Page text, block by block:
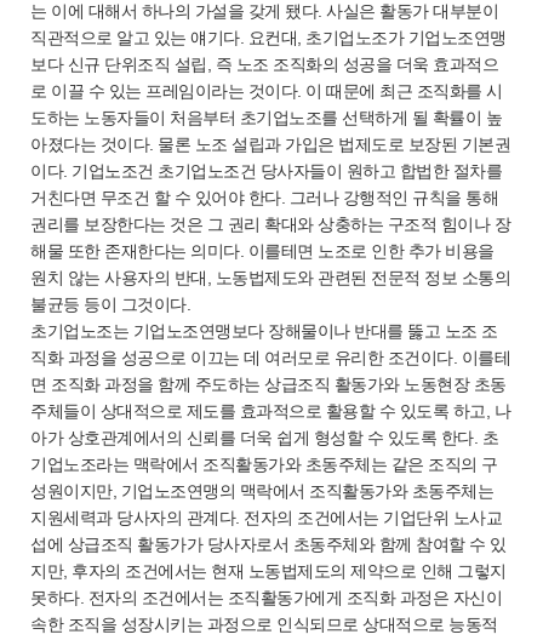
는 이에 대해서 하나의 가설을 갖게 됐다. 사실은 활동가 대부분이
직관적으로 알고 있는 얘기다. 요컨대, 초기업노조가 기업노조연맹
보다 신규 단위조직 설립, 즉 노조 조직화의 성공을 더욱 효과적으
로 이끌 수 있는 프레임이라는 것이다. 이 때문에 최근 조직화를 시
도하는 노동자들이 처음부터 초기업노조를 선택하게 될 확률이 높
아졌다는 것이다. 물론 노조 설립과 가입은 법제도로 보장된 기본권
이다. 기업노조건 초기업노조건 당사자들이 원하고 합법한 절차를
거친다면 무조건 할 수 있어야 한다. 그러나 강행적인 규칙을 통해
권리를 보장한다는 것은 그 권리 확대와 상충하는 구조적 힘이나 장
해물 또한 존재한다는 의미다. 이를테면 노조로 인한 추가 비용을
원치 않는 사용자의 반대, 노동법제도와 관련된 전문적 정보 소통의
불균등 등이 그것이다.
초기업노조는 기업노조연맹보다 장해물이나 반대를 뚫고 노조 조
직화 과정을 성공으로 이끄는 데 여러모로 유리한 조건이다. 이를테
면 조직화 과정을 함께 주도하는 상급조직 활동가와 노동현장 초동
주체들이 상대적으로 제도를 효과적으로 활용할 수 있도록 하고, 나
아가 상호관계에서의 신뢰를 더욱 쉽게 형성할 수 있도록 한다. 초
기업노조라는 맥락에서 조직활동가와 초동주체는 같은 조직의 구
성원이지만, 기업노조연맹의 맥락에서 조직활동가와 초동주체는
지원세력과 당사자의 관계다. 전자의 조건에서는 기업단위 노사교
섭에 상급조직 활동가가 당사자로서 초동주체와 함께 참여할 수 있
지만, 후자의 조건에서는 현재 노동법제도의 제약으로 인해 그렇지
못하다. 전자의 조건에서는 조직활동가에게 조직화 과정은 자신이
속한 조직을 성장시키는 과정으로 인식되므로 상대적으로 능동적